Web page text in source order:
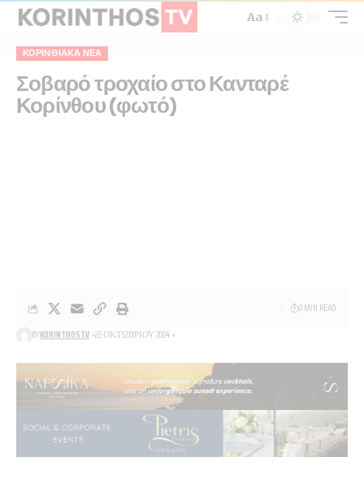
Aa
ΚΟΡΙΝΘΙΑΚΆ ΝΈΑ
Σοβαρό τροχαίο στο Κανταρέ
Κορίνθου (φωτό)
BYKORINTHOSTV 22 ΟΚΤΩΒΡΊΟΥ 2024
0 MIN READ